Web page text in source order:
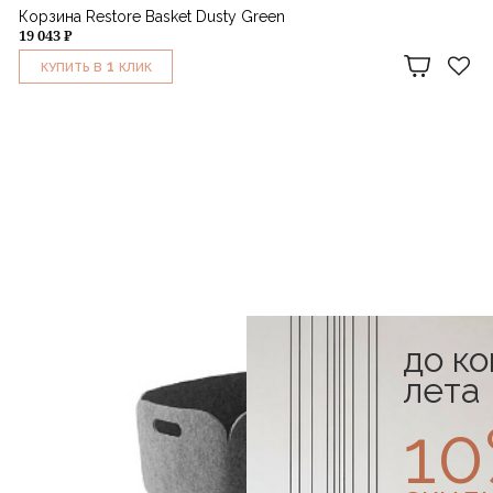
Корзина Restore Basket Dusty Green
19 043 ₽
КУПИТЬ В 1 КЛИК
до
лета